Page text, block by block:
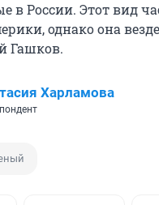
в России. Этот вид
однако она
Гашков.
Харламова